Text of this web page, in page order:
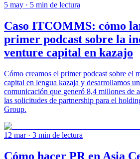
5 may · 5 min de lectura
Caso ITCOMMS: cómo
primer podcast sobre la
venture capital en kazajo
Cómo creamos el primer podcast sobre el
capital en lengua kazaja y desarrollamos
comunicación que generó 8,4 millones de
las solicitudes de partnership para el
Group.
12 mar· 3 min de lectura
Cómo hacer PR en Asia